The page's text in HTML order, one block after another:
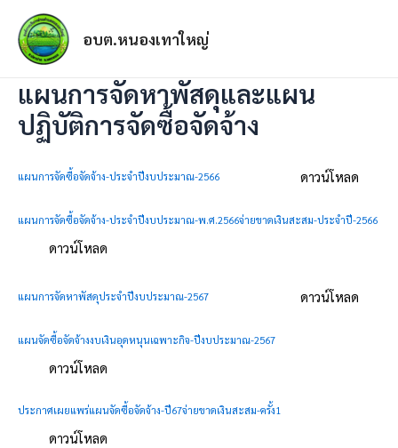
อบต.หนองเทาใหญ่
แผนการจัดหาพัสดุและแผน
ปฏิบัติการจัดซื้อจัดจ้าง
แผนการจัดซื้อจัดจ้าง-ประจำปีงบประมาณ-2566 ดาวน์โหลด
แผนการจัดซื้อจัดจ้าง-ประจำปีงบประมาณ-พ.ศ.2566จ่ายขาดเงินสะสม-ประจำปี-2566
ดาวน์โหลด
แผนการจัดหาพัสดุประจำปีงบประมาณ-2567 ดาวน์โหลด
แผนจัดซื้อจัดจ้างงบเงินอุดหนุนเฉพาะกิจ-ปีงบประมาณ-2567
ดาวน์โหลด
ประกาศเผยแพร่แผนจัดซื้อจัดจ้าง-ปี67จ่ายขาดเงินสะสม-ครั้ง1
ดาวน์โหลด